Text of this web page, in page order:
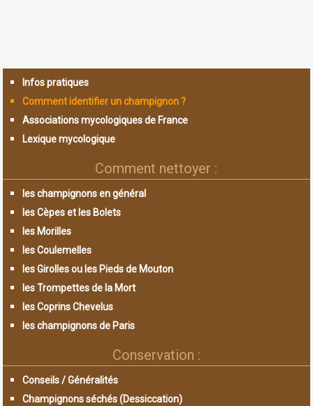
Infos pratiques
Comment identifier un champignon ?
Associations mycologiques de France
Lexique mycologique
Comment nettoyer :
les champignons en général
les Cèpes et les Bolets
les Morilles
les Coulemelles
les Girolles ou les Pieds de Mouton
les Trompettes de la Mort
les Coprins Chevelus
les champignons de Paris
Conservation :
Conseils / Généralités
Champignons séchés (Dessiccation)